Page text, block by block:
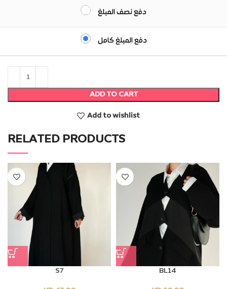
دفع نصف المبلغ
دفع المبلغ كامل
ADD TO CART
Add to wishlist
RELATED PRODUCTS
S7 BL14